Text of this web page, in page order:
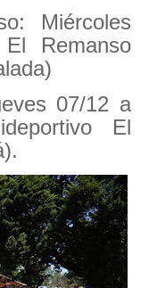
Miércoles
Remanso
07/12 a
El